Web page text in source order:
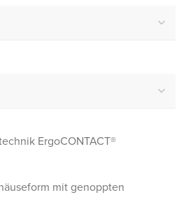
ErgoCONTACT®
mit genoppten